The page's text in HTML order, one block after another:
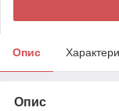
Опис
Опис